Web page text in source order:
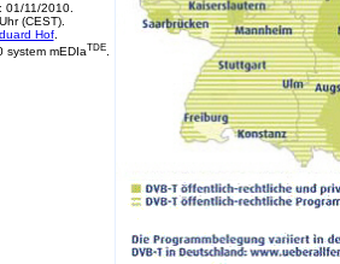
01/11/2010.
(CEST).
Hof.
system mEDIaTDE.